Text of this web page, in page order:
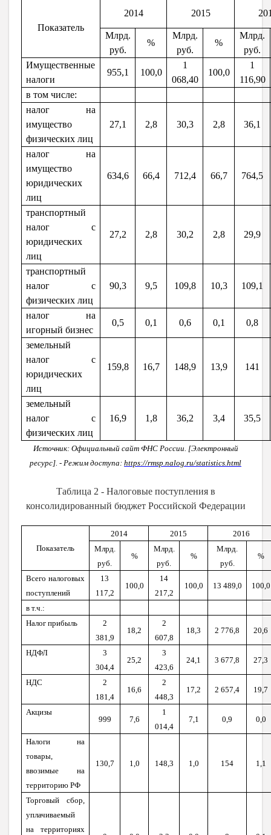
Показатель
2014 2015
Млрд.
руб.
%
Млрд.
руб.
%
Млрд.
руб.
Имущественные
налоги
955,1 100,0
1
068,40
100,0
1
116,90
в том числе:
налог на
имущество
физических лиц
27,1 2,8 30,3 2,8 36,1
налог на
имущество
юридических
лиц
634,6 66,4 712,4 66,7 764,5
транспортный
налог с
юридических
лиц
27,2 2,8 30,2 2,8 29,9
транспортный
налог с
физических лиц
90,3 9,5 109,8 10,3 109,1
налог на
игорный бизнес
0,5 0,1 0,6 0,1 0,8
земельный
налог с
юридических
лиц
159,8 16,7 148,9 13,9 141
земельный
налог с
физических лиц
16,9 1,8 36,2 3,4 35,5
Источник: Официальный сайт ФНС России. [Электронный
ресурс]. - Режим доступа: https://rmsp.nalog.ru/statistics.html
Таблица 2 - Налоговые поступления в
консолидированный бюджет Российской Федерации
Показатель
2014 2015
2016
Млрд.
руб.
%
Млрд.
руб.
%
Млрд.
руб.
%
Всего налоговых
поступлений
13
117,2
100,0
14
217,2
100,0 13 489,0 100,0
в т.ч.:
Налог прибыль
2
381,9
18,2
2
607,8
18,3 2 776,8 20,6
НДФЛ
3
304,4
25,2
3
423,6
24,1 3 677,8 27,3
НДС
2
181,4
16,6
2
448,3
17,2 2 657,4 19,7
Акцизы
999
7,6
1
014,4
7,1 0,9 0,0
Налоги на
товары,
ввозимые на
территорию РФ
130,7 1,0 148,3 1,0 154 1,1
Торговый сбор,
уплачиваемый
на территориях